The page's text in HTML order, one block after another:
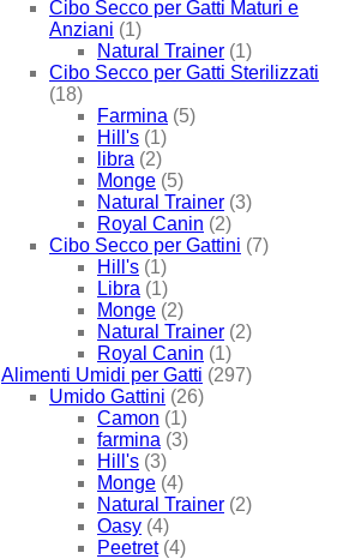
Cibo Secco per Gatti Maturi e
Anziani (1)
Natural Trainer (1)
Cibo Secco per Gatti Sterilizzati
(18)
Farmina (5)
Hill's (1)
libra (2)
Monge (5)
Natural Trainer (3)
Royal Canin (2)
Cibo Secco per Gattini (7)
Hill's (1)
Libra (1)
Monge (2)
Natural Trainer (2)
Royal Canin (1)
Alimenti Umidi per Gatti (297)
Umido Gattini (26)
Camon (1)
farmina (3)
Hill's (3)
Monge (4)
Natural Trainer (2)
Oasy (4)
Peetret (4)